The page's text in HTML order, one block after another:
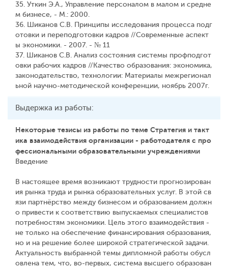
35. Уткин Э.А., Управление персоналом в малом и средне
м бизнесе, - М.: 2000.
36. Шиканов С.В. Принципы исследования процесса подг
отовки и переподготовки кадров //Современные аспект
ы экономики. - 2007. - № 11
37. Шиканов С.В. Анализ состояния системы профподгот
овки рабочих кадров //Качество образования: экономика,
законодательство, технологии: Материалы межрегионал
ьной научно-методической конференции, ноябрь 2007г.
Выдержка из работы:
Некоторые тезисы из работы по теме Стратегия и такт
ика взаимодействия организации - работодателя с про
фессиональными образовательными учреждениями
Введение
В настоящее время возникают трудности прогнозирован
ия рынка труда и рынка образовательных услуг. В этой св
язи партнёрство между бизнесом и образованием должн
о привести к соответствию выпускаемых специалистов
потребностям экономики. Цель этого взаимодействия -
не только на обеспечение финансирования образования,
но и на решение более широкой стратегической задачи.
Актуальность выбранной темы дипломной работы обусл
овлена тем, что, во-первых, система высшего образован